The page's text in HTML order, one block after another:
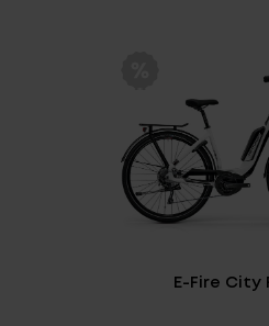
E-Fire City